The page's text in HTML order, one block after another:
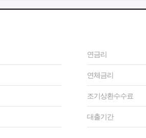
연금리
연체금리
조기상환수수료
대출기간